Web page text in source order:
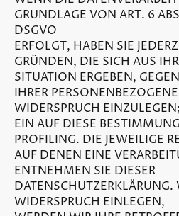
GRUNDLAGE VON ART. 6
DSGVO
ERFOLGT, HABEN SIE
GRÜNDEN, DIE SICH AUS
SITUATION ERGEBEN,
IHRER
WIDERSPRUCH
EIN AUF DIESE
PROFILING. DIE JEWEILIGE
AUF DENEN EINE
ENTNEHMEN SIE DIESER
DATENSCHUTZERKLÄRUNG.
WIDERSPRUCH EINLEGEN,